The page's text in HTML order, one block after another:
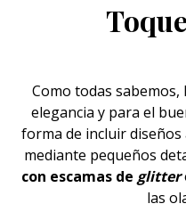
Como todas sabemos,
elegancia y para el
forma de incluir
mediante pequeños
con escamas de glitter
las